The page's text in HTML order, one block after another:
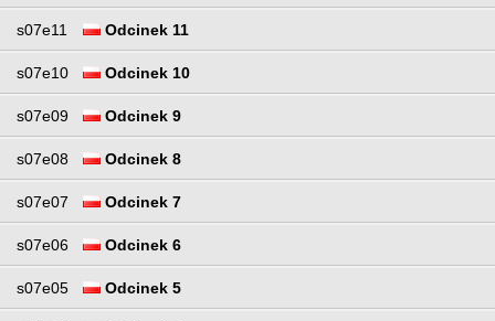
s07e11 Odcinek 11
s07e10 Odcinek 10
s07e09 Odcinek 9
s07e08 Odcinek 8
s07e07 Odcinek 7
s07e06 Odcinek 6
s07e05 Odcinek 5